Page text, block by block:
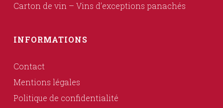
Carton de vin – Vins d’exceptions panachés
INFORMATIONS
Contact
Mentions légales
Politique de confidentialité